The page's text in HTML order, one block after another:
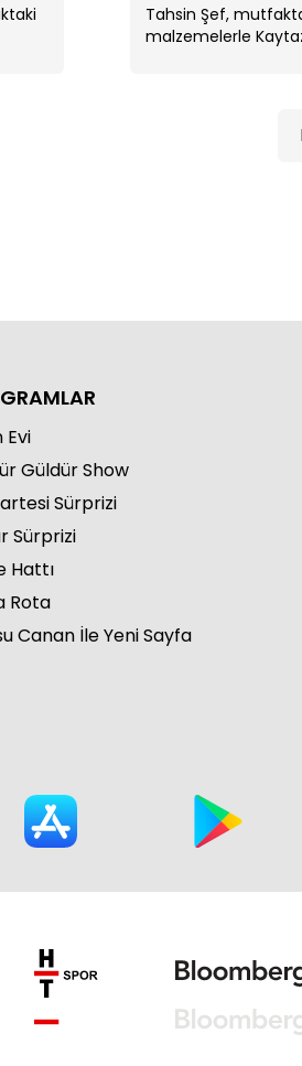
Tahsin Şef,
malzemelerle
Evi
Güldür Show
Sürprizi
Sürprizi
Hattı
Rota
Canan İle Yeni Sayfa